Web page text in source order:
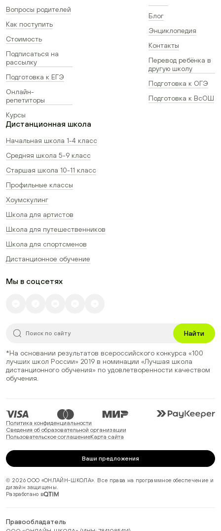
Вопросы родителей
Как поступить
Стоимость
Подписаться на
рассылку
Подготовка к ЕГЭ
Онлайн-
репетиторы
Курсы
Блог
Энциклопедия
Контакты
Перевод ребёнка в
другую школу
Подготовка к ОГЭ
Подготовка к ВсОШ
Дистанционная школа
Начальная школа 1-4 класс
Средняя школа 5-9 класс
Старшая школа 10-11 класс
Профильные классы
Хоумскулинг
Школа для артистов
Школа для путешественников
Школа для спортсменов
Дистанционное обучение
Мы в соцсетях
Найти
*На основании результатов всероссийского конкурса «100
лучших школ России» 2019 в номинации «Лучшая школа
дистанционного обучения» по удовлетворенности качеством
обучения.
Политика конфиденциальности
Сведения об образовательной организации
Пользовательское соглашениеКарта сайта
Ваши предложения
© 2026 ООО «ОНЛАЙН-ШКОЛА». Все права на программное обеспечение и
дизайн защищены.
Разработано в
Правообладатель